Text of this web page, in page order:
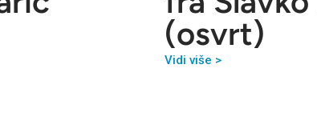
(osvrt)
Vidi više >